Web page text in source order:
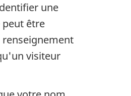
une
peut être
renseignement
visiteur